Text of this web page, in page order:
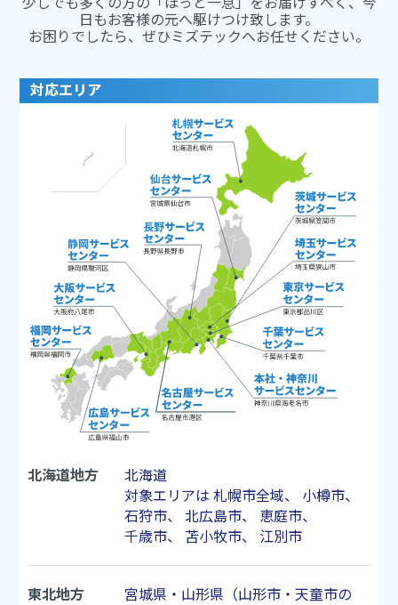
日もお客様の元へ駆けつけ致します。
お困りでしたら、ぜひミズテックへお任せください。
対応エリア
北海道地方
北海道
対象エリアは 札幌市全域、 小樽市、
石狩市、 北広島市、 恵庭市、
千歳市、 苫小牧市、 江別市
東北地方
宮城県・山形県（山形市・天童市の